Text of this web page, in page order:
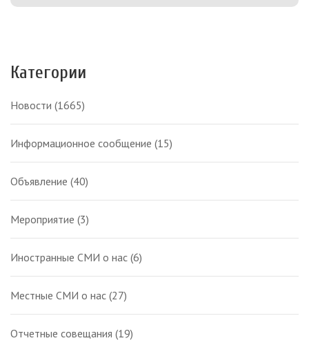
Категории
Новости (1665)
Информационное сообщение (15)
Объявление (40)
Мероприятие (3)
Иностранные СМИ о нас (6)
Местные СМИ о нас (27)
Отчетные совещания (19)